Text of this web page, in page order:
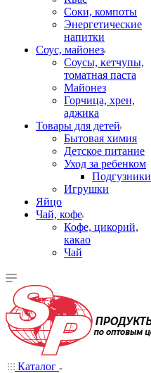
Соки, компоты
Энергетические
напитки
Соус, майонез
Соусы, кетчупы,
томатная паста
Майонез
Горчица, хрен,
аджика
Товары для детей
Бытовая химия
Детское питание
Уход за ребенком
Подгузники
Игрушки
Яйцо
Чай, кофе
Кофе, цикорий,
какао
Чай
Каталог